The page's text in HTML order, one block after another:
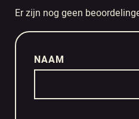
Er zijn nog geen
NAAM